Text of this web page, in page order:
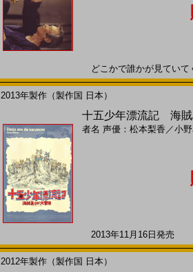
どこかで誰かが見てい
2013年製作（製作国 日本）
十五少年漂流記 海賊
者名 声優：松本梨香 ／小
2013年11月16日発売
2012年製作（製作国 日本）